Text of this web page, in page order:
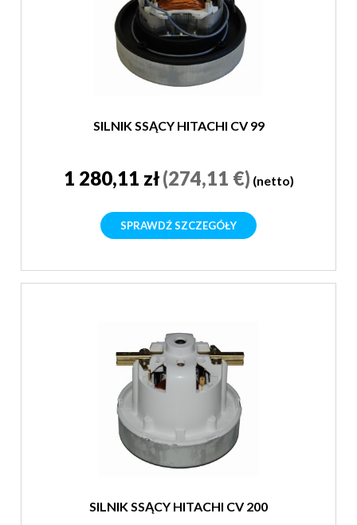
SILNIK SSĄCY HITACHI CV 99
1 280,11 zł(274,11 €) (netto)
SPRAWDŹ SZCZEGÓŁY
SILNIK SSĄCY HITACHI CV 200